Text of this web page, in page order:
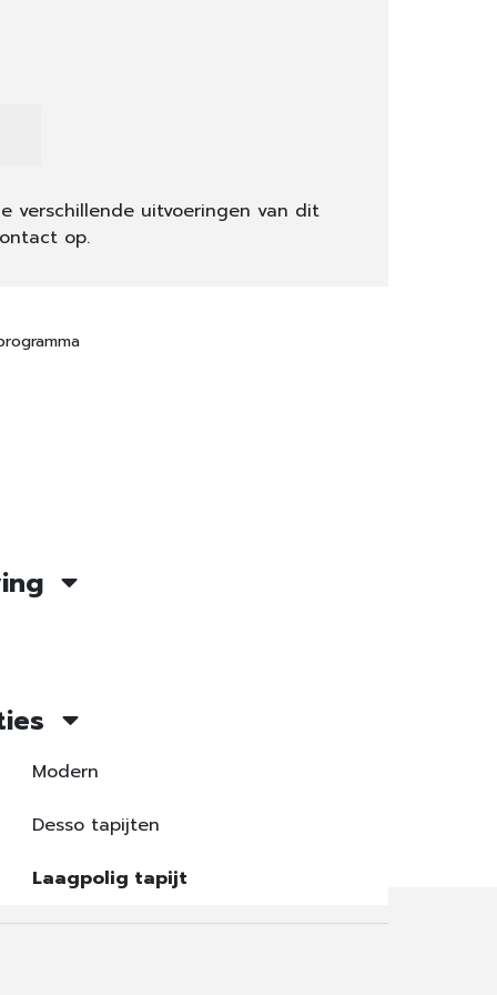
verschillende uitvoeringen van dit
op.
Modern
Desso tapijten
Laagpolig tapijt